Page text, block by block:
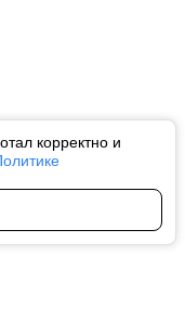
корректно и